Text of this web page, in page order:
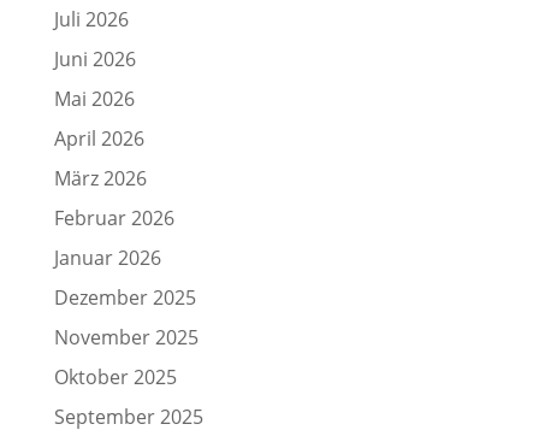
Juli 2026
Juni 2026
Mai 2026
April 2026
März 2026
Februar 2026
Januar 2026
Dezember 2025
November 2025
Oktober 2025
September 2025